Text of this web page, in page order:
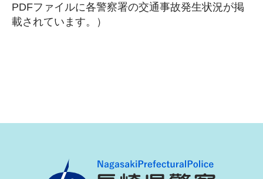
PDFファイルに各警察署の交通事故発生状況が掲
載されています。）